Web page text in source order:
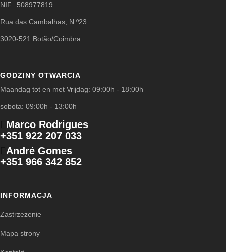
NIF.: 508977819
Rua das Cambalhas, N.º23
3020-521 Botão/Coimbra
GODZINY OTWARCIA
Maandag tot en met Vrijdag: 09:00h - 18:00h
sobota: 09:00h - 13:00h
Marco Rodrigues
+351 922 207 033
André Gomes
+351 966 342 852
INFORMACJA
Zastrzeżenie
Mapa strony